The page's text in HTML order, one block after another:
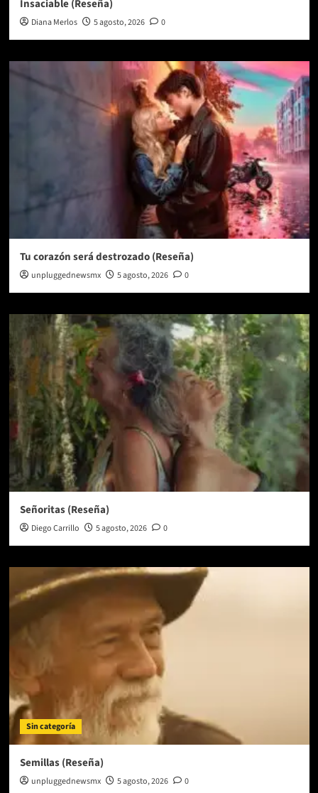
Insaciable (Reseña)
Diana Merlos 5 agosto, 2026 0
Tu corazón será destrozado (Reseña)
unpluggednewsmx 5 agosto, 2026 0
Señoritas (Reseña)
Diego Carrillo 5 agosto, 2026 0
Sin categoría
Semillas (Reseña)
unpluggednewsmx 5 agosto, 2026 0